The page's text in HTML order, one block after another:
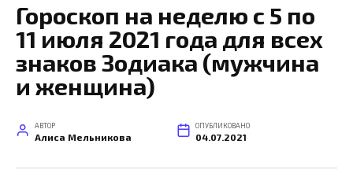
Гороскоп на неделю с 5 по
11 июля 2021 года для всех
знаков Зодиака (мужчина
и женщина)
АВТОР
Алиса Мельникова
ОПУБЛИКОВАНО
04.07.2021